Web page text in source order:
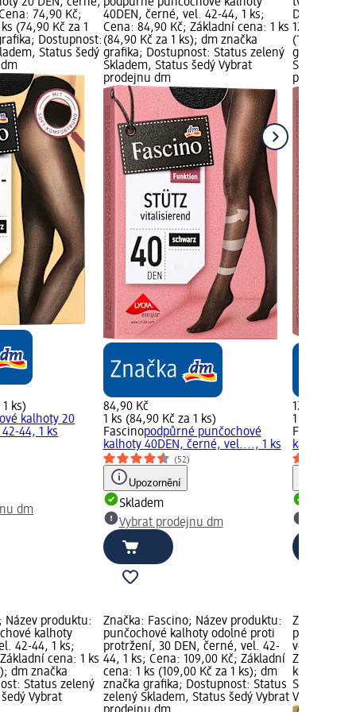
20 DEN, černé,
74,90 Kč;
(74,90 Kč za 1
Dostupnost:
Status šedý
ks)
kalhoty 20
44, 1 ks
dm
podpůrné punčochové kalhoty
40DEN, černé, vel. 42-44, 1 ks;
Cena: 84,90 Kč; Základní cena: 1 ks
(84,90 Kč za 1 ks); dm značka
grafika; Dostupnost: Status zelený
Skladem, Status šedý Vybrat
prodejnu dm
84,90 Kč
1 ks (84,90 Kč za 1 ks)
Fascinopodpůrné punčochové
kalhoty 40DEN, černé, vel...., 1 ks
(52)
Upozornění
Skladem
Vybrat prodejnu dm
tvarující
DEN,
124,00 Kč;
(124,00 Kč
grafika;
Skladem,
prodejnu
124,00 Kč
1 ks (124,00
Fascino
kalhoty 40
Název produktu:
kalhoty
42-44, 1 ks;
cena: 1 ks
dm značka
Status zelený
Vybrat
Značka: Fascino; Název produktu:
punčochové kalhoty odolné proti
protržení, 30 DEN, černé, vel. 42-
44, 1 ks; Cena: 109,00 Kč; Základní
cena: 1 ks (109,00 Kč za 1 ks); dm
značka grafika; Dostupnost: Status
zelený Skladem, Status šedý Vybrat
Značka:
vel. 42-44,
Základní
ks); dm
Status
Vybrat